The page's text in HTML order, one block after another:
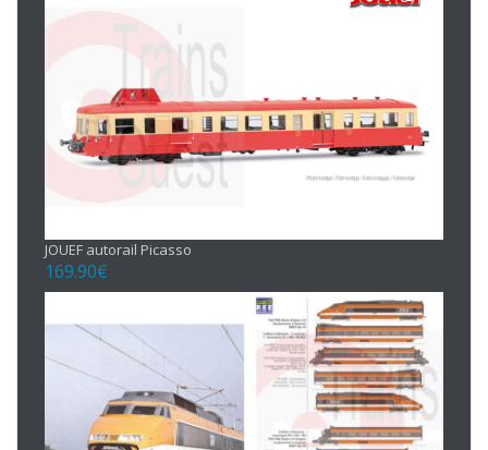
JOUEF autorail Picasso
169.90€